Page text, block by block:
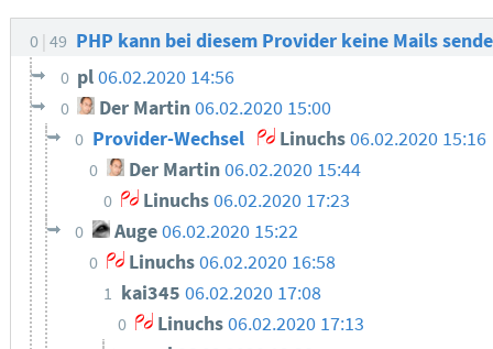
0 49 PHP kann bei diesem Provider keine Mails
0 pl06.02.2020 14:56
0 Der Martin06.02.2020 15:00
0 Provider-Wechsel Linuchs06.02.2020 15:16
0 Der Martin06.02.2020 15:44
0 Linuchs06.02.2020 17:23
0 Auge 06.02.2020 15:22
0 Linuchs06.02.2020 16:58
1 kai34506.02.2020 17:08
0 Linuchs06.02.2020 17:13